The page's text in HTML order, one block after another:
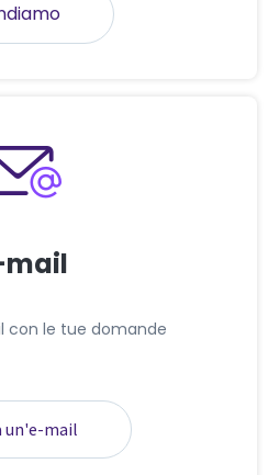
mail
con le tue domande
un'e-mail